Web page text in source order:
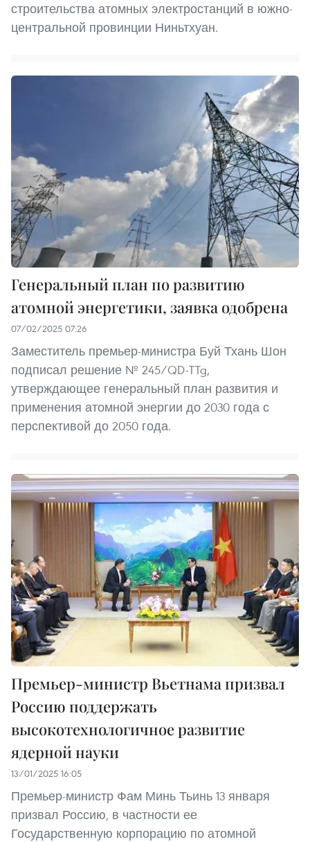
строительства атомных электростанций в южно-
центральной провинции Ниньтхуан.
Генеральный план по развитию
атомной энергетики, заявка одобрена
07/02/2025 07:26
Заместитель премьер-министра Буй Тхань Шон
подписал решение № 245/QD-TTg,
утверждающее генеральный план развития и
применения атомной энергии до 2030 года с
перспективой до 2050 года.
Премьер-министр Вьетнама призвал
Россию поддержать
высокотехнологичное развитие
ядерной науки
13/01/2025 16:05
Премьер-министр Фам Минь Тьинь 13 января
призвал Россию, в частности ее
Государственную корпорацию по атомной